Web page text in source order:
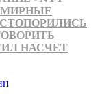
МИРНЫЕ
НАСЧЕТ